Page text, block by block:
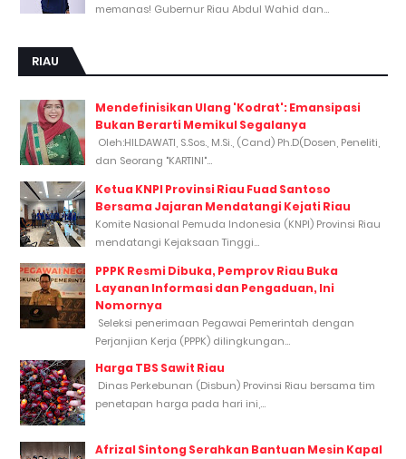
memanas! Gubernur Riau Abdul Wahid dan...
RIAU
Mendefinisikan Ulang 'Kodrat': Emansipasi
Bukan Berarti Memikul Segalanya
Oleh:HILDAWATI, S.Sos., M.Si., (Cand) Ph.D(Dosen, Peneliti,
dan Seorang "KARTINI"...
Ketua KNPI Provinsi Riau Fuad Santoso
Bersama Jajaran Mendatangi Kejati Riau
Komite Nasional Pemuda Indonesia (KNPI) Provinsi Riau
mendatangi Kejaksaan Tinggi...
PPPK Resmi Dibuka, Pemprov Riau Buka
Layanan Informasi dan Pengaduan, Ini
Nomornya
Seleksi penerimaan Pegawai Pemerintah dengan
Perjanjian Kerja (PPPK) dilingkungan...
Harga TBS Sawit Riau
Dinas Perkebunan (Disbun) Provinsi Riau bersama tim
penetapan harga pada hari ini,...
Afrizal Sintong Serahkan Bantuan Mesin Kapal